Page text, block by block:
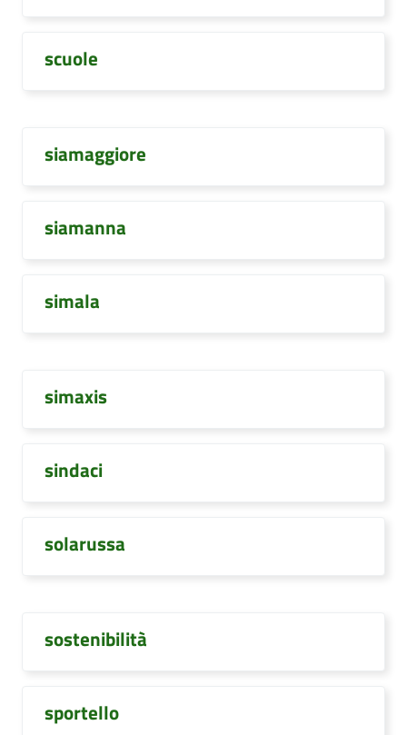
scuole
siamaggiore
siamanna
simala
simaxis
sindaci
solarussa
sostenibilità
sportello